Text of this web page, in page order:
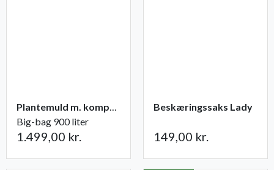
Plantemuld m. kompost fra Champost
Big-bag 900 liter
1.499,00 kr.
Beskæringssaks Lady
149,00 kr.